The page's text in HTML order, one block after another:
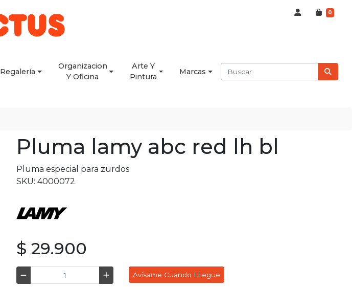
0
Regalería
Organizacion
Y Oficina
Arte Y
Pintura
Marcas
Pluma lamy abc red lh bl
Pluma especial para zurdos
SKU: 4000072
$ 29.900
Avísame Cuando LLegue